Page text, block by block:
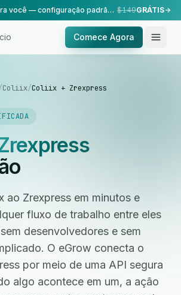
Configuração feita para você — configuração padrão, realizada pela nossa equipe. $149GRÁTIS
Comece Agora
Coliix/Coliix + Zrexpress
ao Zrexpress em minutos e
fluxo de trabalho entre eles
desenvolvedores e sem
O eGrow conecta o
por meio de uma API segura
algo acontece em um, a ação